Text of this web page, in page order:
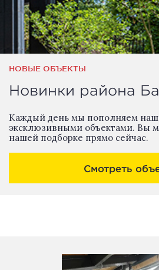
НОВЫЕ ОБЪЕКТЫ
Новинки района
Каждый день мы пополняем
эксклюзивными объектами. Вы
нашей подборке прямо сейчас.
Смотреть